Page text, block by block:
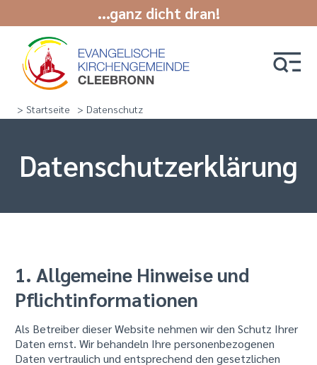
...ganz dicht dran!
> Startseite > Datenschutz
Datenschutz­erklärung
1. Allgemeine Hinweise und
Pflichtinformationen
Als Betreiber dieser Website nehmen wir den Schutz Ihrer
Daten ernst. Wir behandeln Ihre personenbezogenen
Daten vertraulich und entsprechend den gesetzlichen